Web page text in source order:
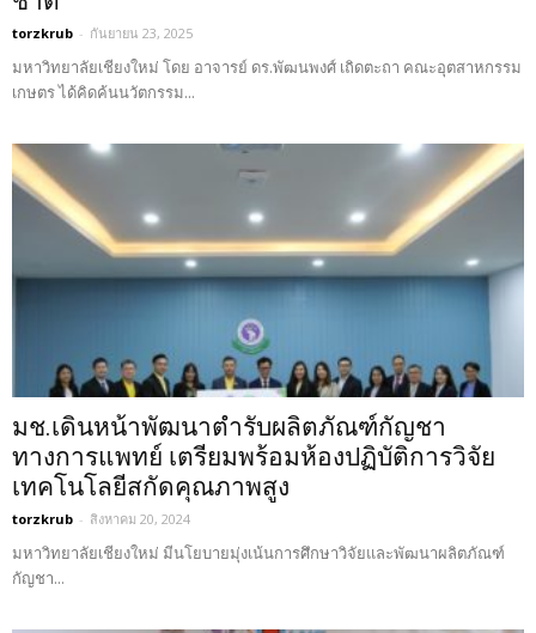
torzkrub - กันยายน 23, 2025
มหาวิทยาลัยเชียงใหม่ โดย อาจารย์ ดร.พัฒนพงศ์ เถิดตะถา คณะอุตสาหกรรม
เกษตร ได้คิดค้นนวัตกรรม...
มช.เดินหน้าพัฒนาตำรับผลิตภัณฑ์กัญชา
ทางการแพทย์ เตรียมพร้อมห้องปฏิบัติการวิจัย
เทคโนโลยีสกัดคุณภาพสูง
torzkrub - สิงหาคม 20, 2024
มหาวิทยาลัยเชียงใหม่ มีนโยบายมุ่งเน้นการศึกษาวิจัยและพัฒนาผลิตภัณฑ์
กัญชา...